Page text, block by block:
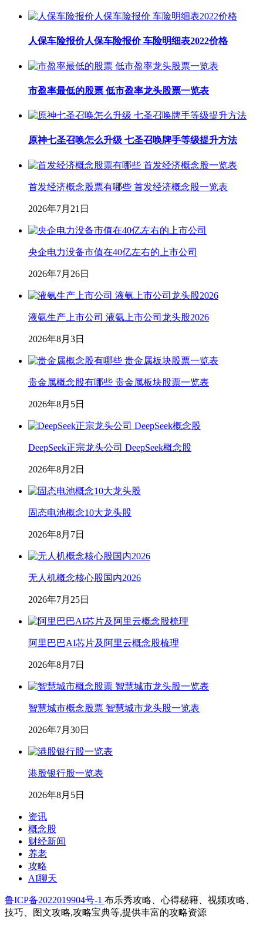
人保车险报价人保车险报价 车险明细表2022价格
市盈率最低的股票 低市盈率龙头股票一览表
原神七圣召唤怎么升级 七圣召唤牌手等级提升方法
首发经济概念股票有哪些 首发经济概念股一览表
2026年7月21日
央企电力没备市值在40亿左右的上市公司
2026年7月26日
液氨生产上市公司 液氨上市公司龙头股2026
2026年8月3日
贵金属概念股有哪些 贵金属板块股票一览表
2026年8月5日
DeepSeek正宗龙头公司 DeepSeek概念股
2026年8月2日
固态电池概念10大龙头股
2026年8月7日
无人机概念核心股国内2026
2026年7月25日
阿里巴巴AI芯片及阿里云概念股梳理
2026年8月7日
智慧城市概念股票 智慧城市龙头股一览表
2026年7月30日
港股银行股一览表
2026年8月5日
资讯
概念股
财经新闻
养老
攻略
AI聊天
鲁ICP备2022019904号-1 布乐秀攻略、心得秘籍、视频攻略、
技巧、图文攻略,攻略宝典等,提供丰富的攻略资源